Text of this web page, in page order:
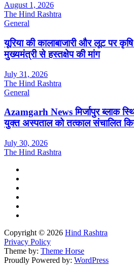
August 1, 2026
The Hind Rashtra
General
यूरिया की कालाबाजारी और लूट पर
मुख्यमंत्री से हस्तक्षेप की मांग
July 31, 2026
The Hind Rashtra
General
Azamgarh News मिर्जापुर ब्लाक
युक्त अस्पताल को तत्काल संचालित
July 30, 2026
The Hind Rashtra
Copyright © 2026 Hind Rashtra
Privacy Policy
Theme by: Theme Horse
Proudly Powered by: WordPress